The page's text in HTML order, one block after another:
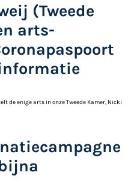
(Tweede
arts-
de enige arts in onze Tweede Kamer, Nicki